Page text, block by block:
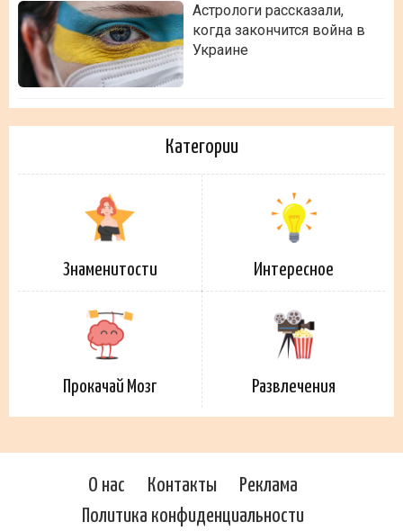
Астрологи рассказали,
когда закончится война в
Украине
Категории
Знаменитости Интересное
Прокачай Мозг Развлечения
О нас Контакты
Реклама
Политика конфиденциальности